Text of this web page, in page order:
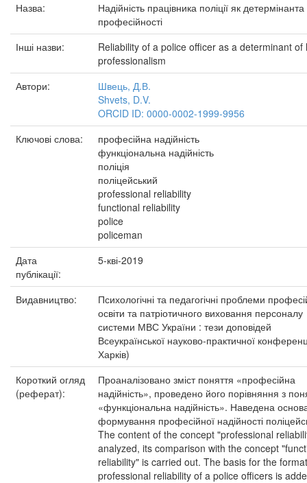
Назва:
Надійність працівника поліції як
професійності
Інші назви:
Reliability of a police officer as a determinant of
professionalism
Автори:
Швець, Д.В.
Shvets, D.V.
ORCID ID: 0000-0002-1999-9956
Ключові слова:
професійна надійність
функціональна надійність
поліція
поліцейський
professional reliability
functional reliability
police
policeman
Дата
публікації:
5-кві-2019
Видавництво:
Психологічні та педагогічні проблеми
освіти та патріотичного виховання персоналу
системи МВС України : тези доповідей
Всеукраїнської науково-практичної
Харків)
Короткий огляд
(реферат):
Проаналізовано зміст поняття «професійна
надійність», проведено його порівняння з
«функціональна надійність». Наведена
формування професійної надійності
The content of the concept "professional
analyzed, its comparison with the concept
reliability" is carried out. The basis for the
professional reliability of a police officers is